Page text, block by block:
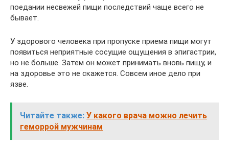
поедании несвежей пищи последствий чаще всего не
бывает.
У здорового человека при пропуске приема пищи могут
появиться неприятные сосущие ощущения в эпигастрии,
но не больше. Затем он может принимать вновь пищу, и
на здоровье это не скажется. Совсем иное дело при
язве.
Читайте также: У какого врача можно лечить
геморрой мужчинам